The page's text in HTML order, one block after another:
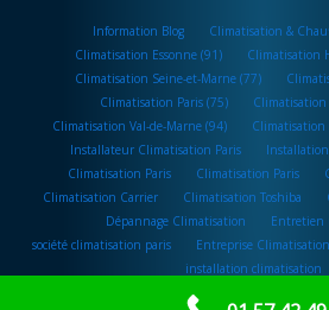
Information Blog
Climatisation &
Climatisation Essonne (91)
Climatisation
Climatisation Seine-et-Marne (77)
Climatisation Paris (75)
Climatisation
Climatisation Val-de-Marne (94)
Climatisation
Installateur Climatisation Paris
Climatisation Paris
Climatisation Paris
Climatisation Carrier
Climatisation Toshiba
Dépannage Climatisation
Entretien
société climatisation paris
Entreprise
installation climatisation